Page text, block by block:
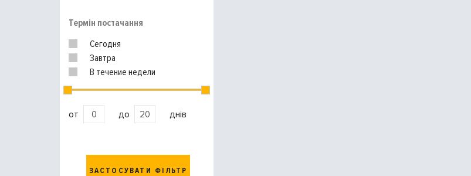
Термін постачання
Сегодня
Завтра
В течение недели
от до днів
ЗАСТОСУВАТИ ФІЛЬТР